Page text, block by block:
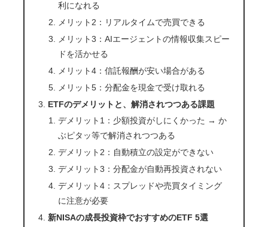
利になれる
メリット2：リアルタイムで売買できる
メリット3：AIエージェントの情報収集スピー
ドを活かせる
メリット4：信託報酬が安い場合がある
メリット5：分配金を現金で受け取れる
ETFのデメリットと、解消されつつある課題
デメリット1：少額投資がしにくかった → か
ぶピタッ等で解消されつつある
デメリット2：自動積立の設定ができない
デメリット3：分配金が自動再投資されない
デメリット4：スプレッドや売買タイミング
に注意が必要
新NISAの成長投資枠でおすすめのETF 5選